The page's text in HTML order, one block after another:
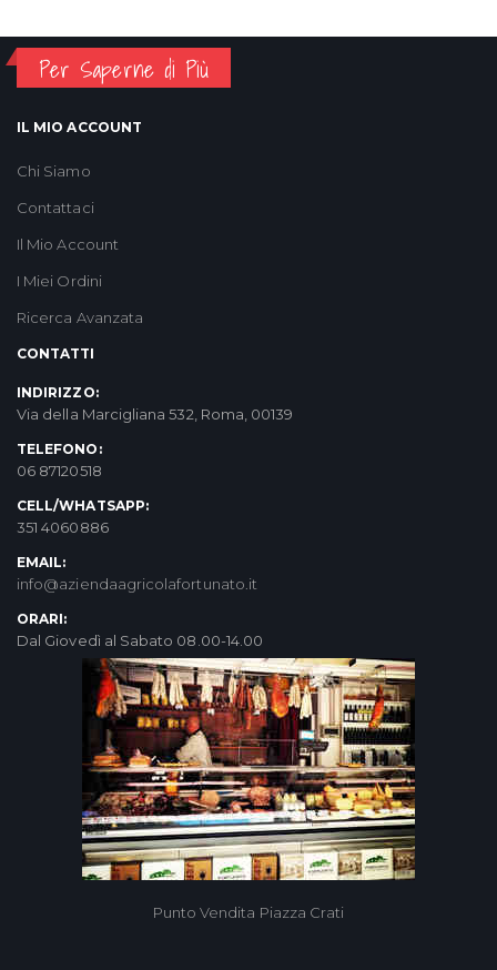
Per Saperne di Più
IL MIO ACCOUNT
Chi Siamo
Contattaci
Il Mio Account
I Miei Ordini
Ricerca Avanzata
CONTATTI
INDIRIZZO:
Via della Marcigliana 532, Roma, 00139
TELEFONO:
06 87120518
CELL/WHATSAPP:
351 4060886
EMAIL:
info@aziendaagricolafortunato.it
ORARI:
Dal Giovedì al Sabato 08.00-14.00
Punto Vendita Piazza Crati